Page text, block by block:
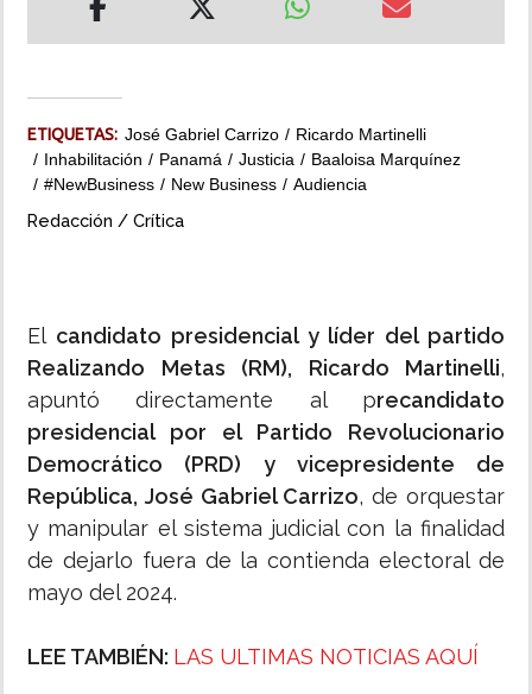
ETIQUETAS: José Gabriel Carrizo
Ricardo Martinelli
Inhabilitación
Panamá Justicia
Baaloisa Marquínez
#NewBusiness
New Business Audiencia
Redacción / Crítica
El candidato presidencial y líder del partido
Realizando Metas (RM), Ricardo Martinelli,
apuntó directamente al precandidato
presidencial por el Partido Revolucionario
Democrático (PRD) y vicepresidente de
República, José Gabriel Carrizo, de orquestar
y manipular el sistema judicial con la finalidad
de dejarlo fuera de la contienda electoral de
mayo del 2024.
LEE TAMBIÉN: LAS ULTIMAS NOTICIAS AQUÍ